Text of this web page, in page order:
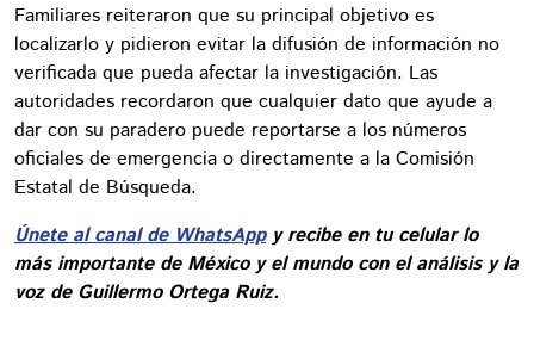
Familiares reiteraron que su principal objetivo es
localizarlo y pidieron evitar la difusión de información no
verificada que pueda afectar la investigación. Las
autoridades recordaron que cualquier dato que ayude a
dar con su paradero puede reportarse a los números
oficiales de emergencia o directamente a la Comisión
Estatal de Búsqueda.
Únete al canal de WhatsAppy recibe en tu celular lo
más importante de México y el mundo con el análisis y la
voz de Guillermo Ortega Ruiz.